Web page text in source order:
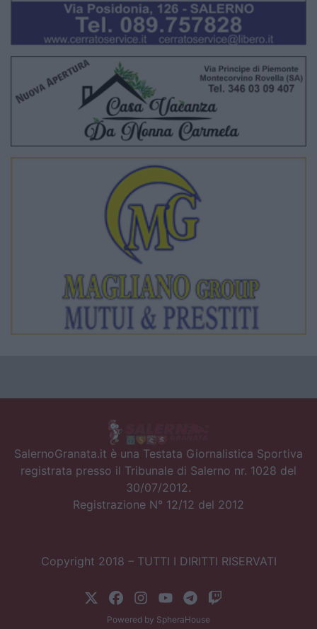
SalernoGranata.it è una Testata Giornalistica Sportiva
registrata presso il Tribunale di Salerno nr. 1028 del
30/07/2012.
Registrazione N° 12/12 del 2012
Copyright 2018 – TUTTI I DIRITTI RISERVATI
Powered by SpheraHouse